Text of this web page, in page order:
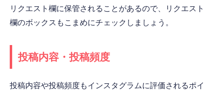
リクエスト欄に保管されることがあるので、リクエスト
欄のボックスもこまめにチェックしましょう。
投稿内容・投稿頻度
投稿内容や投稿頻度もインスタグラムに評価されるポイ